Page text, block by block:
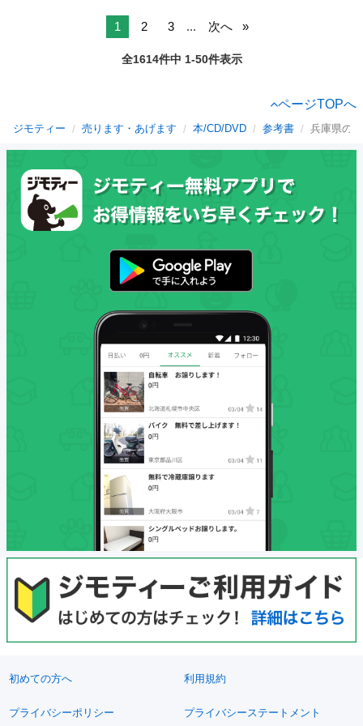
1 2 3 ... 次へ
全1614件中 1-50件表示
ページTOPへ
ジモティー 売ります・あげます 本/CD/DVD 参考書 兵庫県の
初めての方へ 利用規約
プライバシーポリシー プライバシーステートメント